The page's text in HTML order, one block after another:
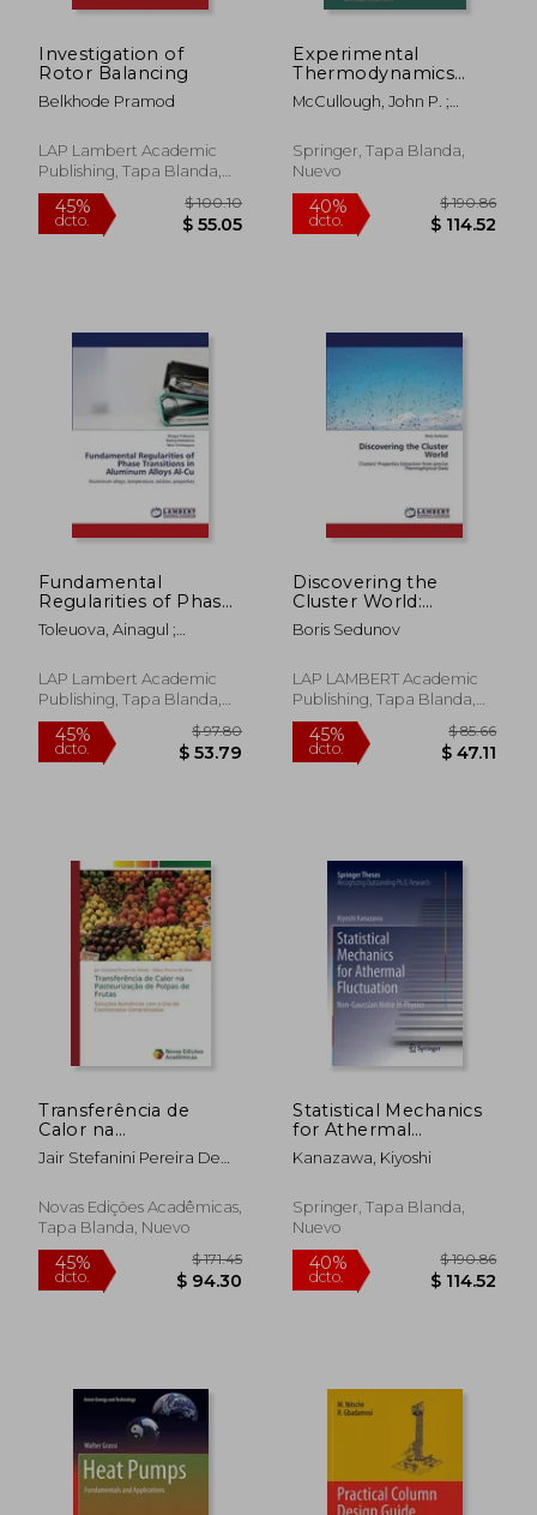
45% $ 68.34 45% $
Investigation of
Rotor Balancing
Belkhode Pramod
LAP Lambert Academic
Publishing, Tapa Blanda,
Nuevo
Experimental
Thermodynamics
Volume II:
Experimental
Non-Reacting Fluids
(en Inglés)
McCullough, John P. ;
International Union Of
Pure And Applied
Springer, Tapa Blanda,
Nuevo
Fundamental
Regularities of Phase
Transitions in
Aluminum Alloys Al-
Toleuova, Ainagul ;
Timirbayeva, Nina
LAP Lambert Academic
Publishing, Tapa Blanda,
Nuevo
Discovering the
Cluster World:
Clusters’ Properties
Extraction from
Thermophysical Data
Boris Sedunov
LAP LAMBERT Academic
Publishing, Tapa Blanda,
Nuevo
45%
Transferência de
Calor na
Pasteurização de
Polpas de Frutas:
com o Uso de
Coordenadas
Jair Stefanini Pereira De
Novas Edições Acadêmicas,
Tapa Blanda, Nuevo
Statistical Mechanics
for Athermal
Fluctuation: Non-
Gaussian Noise in
Kanazawa, Kiyoshi
Springer, Tapa Blanda,
Nuevo